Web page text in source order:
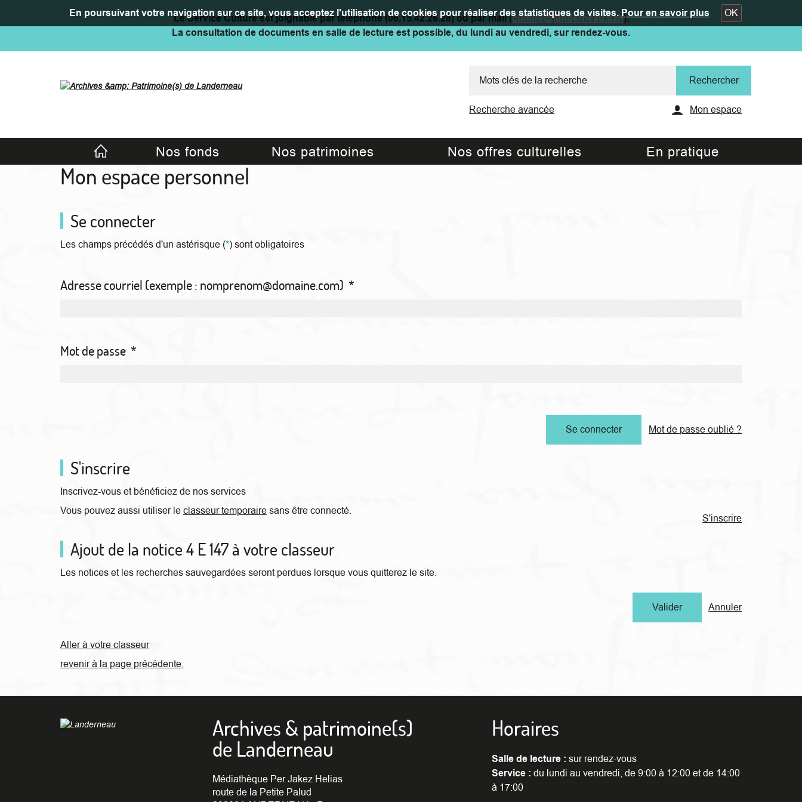
En poursuivant votre navigation sur ce site, vous acceptez l'utilisation de cookies pour réaliser des statistiques de visites.Pour en savoir plus OK
Le Service Culture est joignable par téléphone (06.15.42.26.28) ou par mail (culture@landerneau.bzh).
La consultation de documents en salle de lecture est possible, du lundi au vendredi, sur rendez-vous.
Recherche avancée Mon espace
Accueil Nos fonds Nos patrimoines Nos offres culturelles En pratique
Mon espace personnel
Se connecter
Les champs précédés d'un astérisque (*) sont obligatoires
Adresse courriel (exemple : nomprenom@domaine.com) *
Mot de passe *
Mot de passe oublié ?
S'inscrire
Inscrivez-vous et bénéficiez de nos services
S'inscrire
Vous pouvez aussi utiliser leclasseur temporairesans être connecté.
Ajout de la notice 4 E 147 à votre classeur
Les notices et les recherches sauvegardées seront perdues lorsque vous quitterez le site.
Annuler
Aller à votre classeur
revenir à la page précédente.
Archives & patrimoine(s)
de Landerneau
Médiathèque Per Jakez Helias
route de la Petite Palud
Horaires
Salle de lecture : sur rendez-vous
Service : du lundi au vendredi, de 9:00 à 12:00 et de 14:00
à 17:00